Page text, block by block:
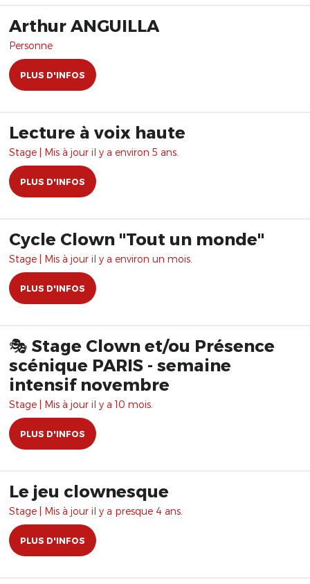
Arthur ANGUILLA
Personne
PLUS D'INFOS
Lecture à voix haute
Stage | Mis à jour il y a environ 5 ans.
PLUS D'INFOS
Cycle Clown "Tout un monde"
Stage | Mis à jour il y a environ un mois.
PLUS D'INFOS
🎭 Stage Clown et/ou Présence
scénique PARIS - semaine
intensif novembre
Stage | Mis à jour il y a 10 mois.
PLUS D'INFOS
Le jeu clownesque
Stage | Mis à jour il y a presque 4 ans.
PLUS D'INFOS